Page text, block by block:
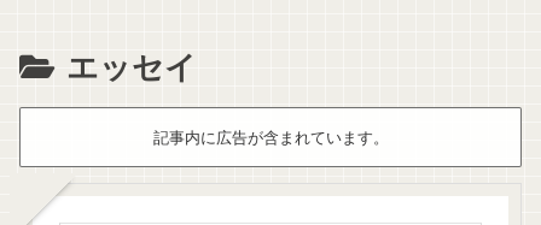
エッセイ
記事内に広告が含まれています。